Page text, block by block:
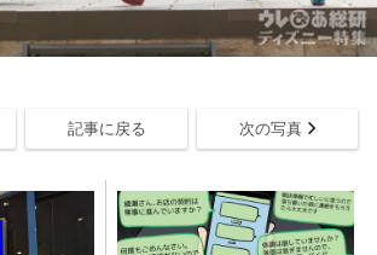
記事に戻る 次の写真